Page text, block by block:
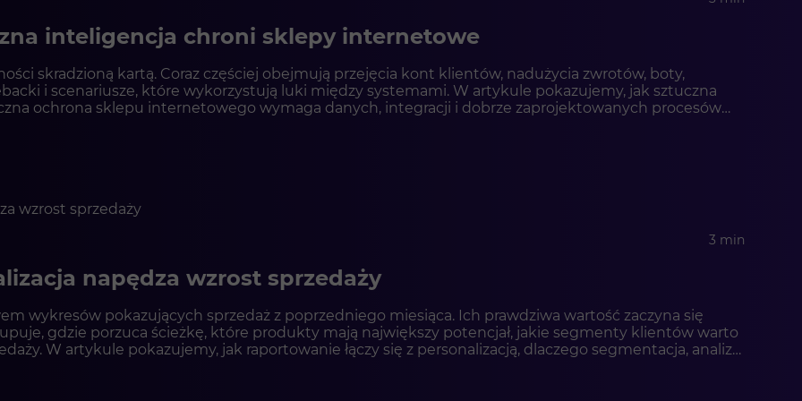
inteligencja chroni sklepy internetowe
skradzioną kartą. Coraz częściej obejmują przejęcia kont klientów, nadużycia zwrotów, boty,
i scenariusze, które wykorzystują luki między systemami. W artykule pokazujemy, jak sztuczna
ochrona sklepu internetowego wymaga danych, integracji i dobrze zaprojektowanych procesów
3 min
napędza wzrost sprzedaży
wykresów pokazujących sprzedaż z poprzedniego miesiąca. Ich prawdziwa wartość zaczyna się
gdzie porzuca ścieżkę, które produkty mają największy potencjał, jakie segmenty klientów warto
W artykule pokazujemy, jak raportowanie łączy się z personalizacją, dlaczego segmentacja, analiza